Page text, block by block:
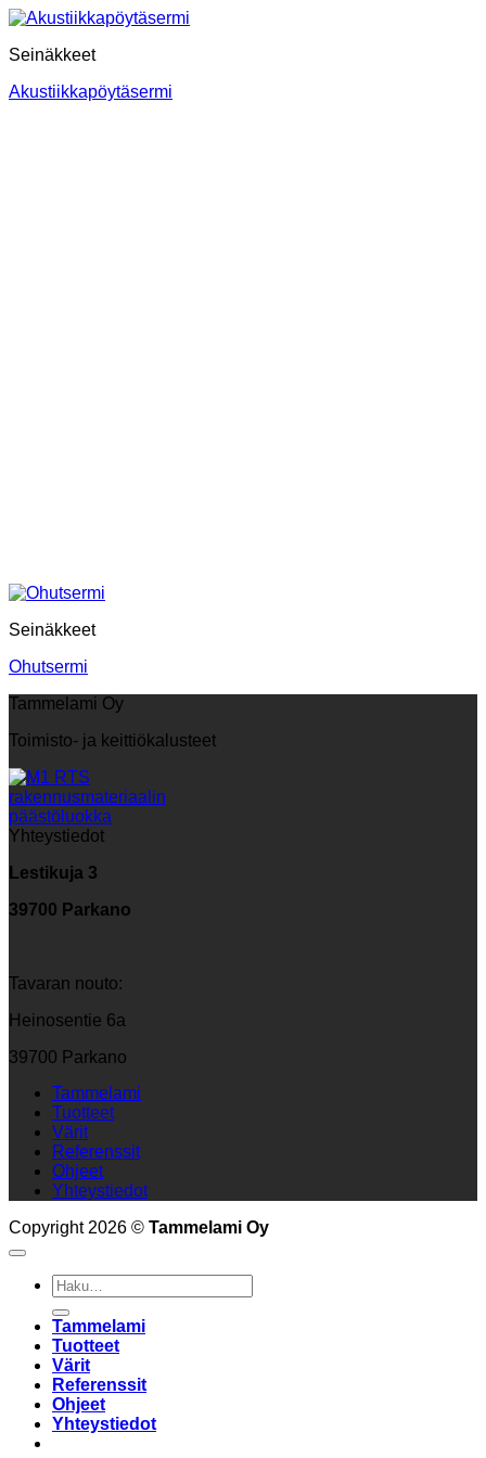
Seinäkkeet
Akustiikkapöytäsermi
Seinäkkeet
Ohutsermi
Tammelami Oy
Toimisto- ja keittiökalusteet
Yhteystiedot
Lestikuja 3
39700 Parkano
Tavaran nouto:
Heinosentie 6a
39700 Parkano
Tammelami
Tuotteet
Värit
Referenssit
Ohjeet
Yhteystiedot
Copyright 2026 © Tammelami Oy
Etsi:
Tammelami
Tuotteet
Värit
Referenssit
Ohjeet
Yhteystiedot